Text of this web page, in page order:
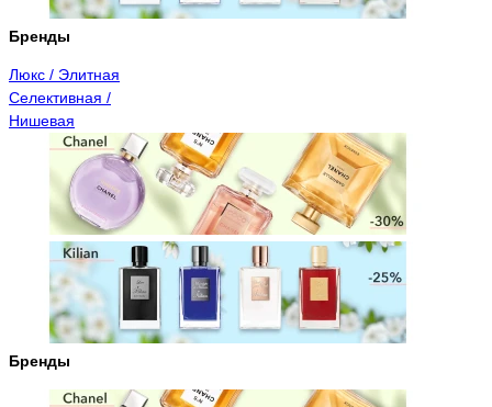
Бренды
Люкс / Элитная
Селективная /
Нишевая
Бренды